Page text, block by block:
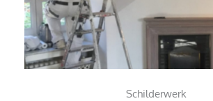
Schilderwerk